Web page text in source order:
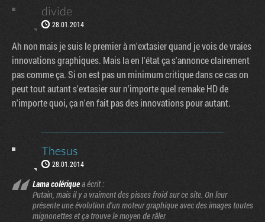
divide
28.01.2014
Ah non mais je suis le premier à m'extasier quand je vois de vraies
innovations graphiques. Mais la en l'état ça s'annonce clairement
pas comme ça. Si on est pas un minimum critique dans ce cas on
peut tout autant s'extasier sur n'importe quel remake HD de
n'importe quoi, ça n'en fait pas des innovations pour autant.
Thesus
28.01.2014
Lama colériquea écrit :
Putain, mais il y a vraiment des pisses froid sur ce site. On leur
présente une évolution d'un moteur graphique avec des images toutes
mignonettes et ça trouve le moyen de râler